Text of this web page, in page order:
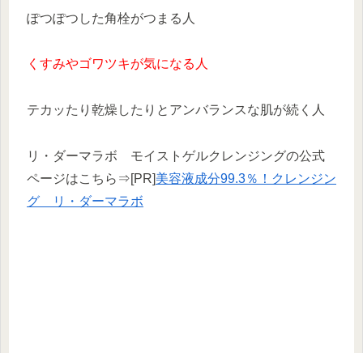
ぽつぽつした角栓がつまる人
くすみやゴワツキが気になる人
テカッたり乾燥したりとアンバランスな肌が続く人
リ・ダーマラボ モイストゲルクレンジングの公式
ページはこちら⇒[PR]美容液成分99.3％！クレンジン
グ リ・ダーマラボ